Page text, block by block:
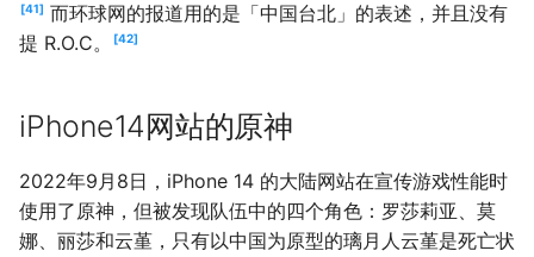
41
而环球网的报道用的是「中国台北」的表述，并且没有
提 R.O.C。
42
iPhone14网站的原神
2022年9月8日，iPhone 14 的大陆网站在宣传游戏性能时
使用了原神，但被发现队伍中的四个角色：罗莎莉亚、莫
娜、丽莎和云堇，只有以中国为原型的璃月人云堇是死亡状